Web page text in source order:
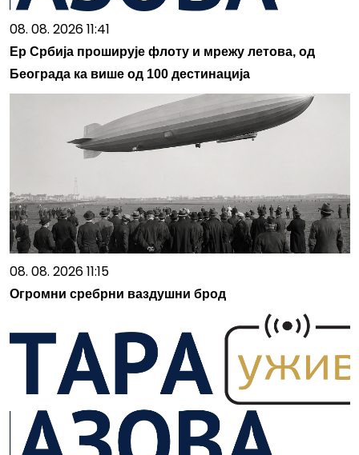
08. 08. 2026 11:41
Ер Србија проширује флоту и мрежу летова, од
Београда ка више од 100 дестинација
08. 08. 2026 11:15
Огромни сребрни ваздушни брод